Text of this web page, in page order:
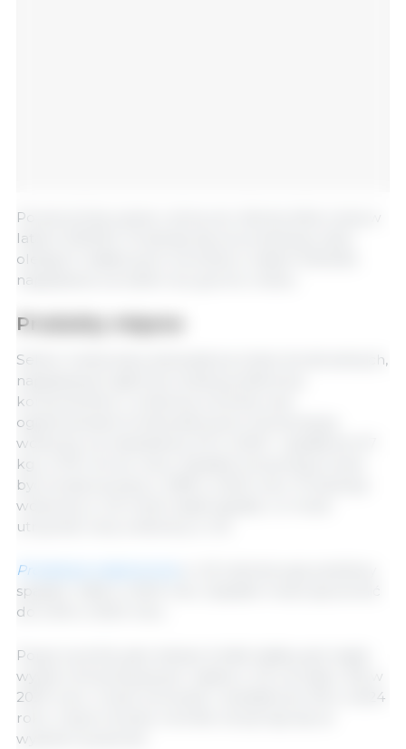
Powierzchnia upraw i plony soi i słonecznika rosną w
latach 2023/24. Oczekuje się, że produkcja roślin
oleistych i białkowych wzrośnie w latach 2024/25,
napędzana wzrostem soi, grochu i bobu.
Produkty mięsne
Sektor hodowlany doświadcza zmian strukturalnych,
napędzanych głównie zmianą preferencji
konsumentów z wołowiny na drób oraz
ograniczeniami środowiskowymi. Konsumpcja
wołowiny na mieszkańca UE w 2023 r. spadła do 9,7
kg (-4,7% rok do roku). Spadek konsumpcji może
być kontynuowany o 2,8% w 2024 roku. Produkcja
wołowiny w UE może nadal spadać, co może
utrzymać ceny wołowiny w UE.
Produkcja wieprzowiny
spadek -6,6% w 2023 roku. Spadek może spowolnić
do 0,4% w 2024 roku.
Popyt na drób, jako tańsze źródło białka, jest nadal
wysoki. Konsumpcja per capita w UE wzrosła o 3% w
2023 roku i może wzrosnąć o dodatkowe 2% w 2024
roku. Import drobiu również utrzymuje się na
wysokim poziomie.